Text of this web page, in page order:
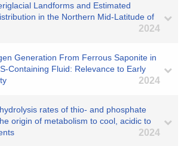
Landforms and Estimated
in the Northern Mid‐Latitude of
2024
Generation From Ferrous Saponite in
Fluid: Relevance to Early
2024
rates of thio- and phosphate
origin of metabolism to cool, acidic to
2024